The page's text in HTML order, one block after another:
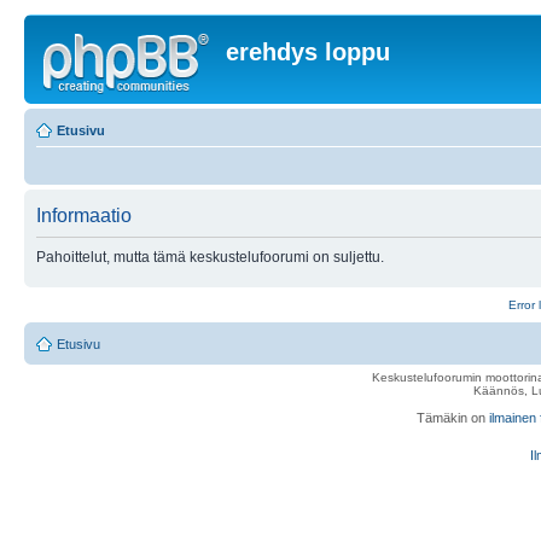
erehdys loppu
Etusivu
Informaatio
Pahoittelut, mutta tämä keskustelufoorumi on suljettu.
Error
Etusivu
Keskustelufoorumin
Käännös,
Tämäkin on ilmainen